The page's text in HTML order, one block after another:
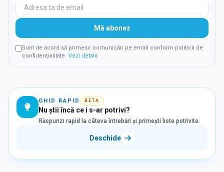
Mă abonez
Sunt de acord să primesc comunicări pe email conform politicii de
confidențialitate. Vezi detalii
GHID RAPID BETA
Nu știi încă ce i s-ar potrivi?
Răspunzi rapid la câteva întrebări și primești liste potrivite.
Deschide